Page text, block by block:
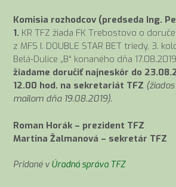
Komisia rozhodcov (predseda Ing.
1. KR TFZ žiada FK Trebostovo o
z MFS I. DOUBLE STAR BET triedy, 3.
Belá-Dulice „B“ konaného dňa
žiadame doručiť najneskôr do
12.00 hod. na sekretariát TFZ
mailom dňa 19.08.2019).
Roman Horák – prezident TFZ
Martina Žalmanová – sekretár TFZ
Pridané v Úradná správa TFZ